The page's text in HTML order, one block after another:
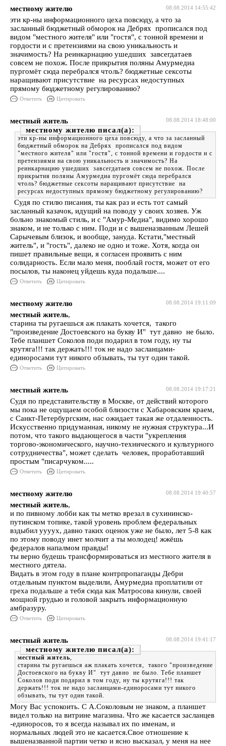
08.08.2014 14:55:42
местному жителю
эти кр-ны информационного цеха повсюду, а что за
засланный бюджетный обморок на Дебрях прописался под
видом "местного жителя" или "гостя", с тонной времени и
гордости и с претензиями на свою уникальность и
значимость? На реинкарнацию ушедших завсегдатаев
совсем не похож. После прикрытия поляны Амурмедиа
пургомёт сюда перебрался чтоль? бюджетные сексоты
наращивают присутствие на ресурсах недоступных
прямому бюджетному регулированию?
Ответить Цитировать
08.08.2014 18:48:00
местный житель
местному жителю
эти кр-ны информационного цеха повсюду, а что за засланный
бюджетный обморок на Дебрях прописался под видом
"местного жителя" или "гостя", с тонной времени и гордости и с
претензиями на свою уникальность и значимость? На
реинкарнацию ушедших завсегдатаев совсем не похож. После
прикрытия поляны Амурмедиа пургомёт сюда перебрался
чтоль? бюджетные сексоты наращивают присутствие на
ресурсах недоступных прямому бюджетному регулированию?
Судя по стилю писания, ты как раз и есть тот самый
засланный казачок, идущий на поводу у своих хозяев. Уж
больно знакомый стиль, и с "Амур-Медиа", видимо хорошо
знаком, и не только с ним. Поди и с вышеназванным Лешей
Сарычевым близок, и вообще, зануда. Кстати,"местный
житель", и "гость", далеко не одно и тоже. Хотя, когда он
пишет правильные вещи, я согласен проявить с ним
солидарность. Если мало меня, пооблай гостя, может от его
посылов, ты наконец уйдешь куда подальше....
Ответить Цитировать
08.08.2014 19:11:09
местному жителю
местный житель,
старина ты ругаешься аж плакать хочется, такого
"произведение Достоевского на букву И" тут давно не было.
Тебе планшет Соколов поди подарил в том году, ну ты
крутяга!!! так держать!!! ток не надо засланцами-
единоросами тут никого обзывать, ты тут один такой.
Ответить Цитировать
08.08.2014 19:17:21
местный житель
Судя по представительству в Москве, от действий которого
мы пока не ощущаем особой близости с Хабаровским краем,
с Санкт-Петербургским, нас ожидает такая же отдаленность.
Искусственно придуманная, никому не нужная структура...И
потом, что такого выдающегося в части "укрепления
торгово-экономического, научно-технического и культурного
сотрудничества", может сделать человек, проработавший
простым "писарчуком.....
Ответить Цитировать
08.08.2014 19:40:57
местному жителю
местный житель,
и по пивному лобби как ты метко врезал в сухининско-
путинском топике, такой уровень проблем федеральных
вздыбил уууух, давно таких оценок уже не было, лет 5-8 как
по этому поводу инет молчит а ты молодец! жжёшь
федералов напалмом правды!
ты верно будешь трансформироваться из местного жителя в
местного дятела.
Видать в этом году в плане контрпропаганды Дебри
отдельным пунктом выделили, Амурмедиа проплатили от
греха подальше а тебя сюда как Матросова кинули, своей
мощной грудью и головой закрыть информационную
амбразуру.
Ответить Цитировать
08.08.2014 19:41:17
местный житель
местному жителю
местный житель,
старина ты ругаешься аж плакать хочется, такого "произведение
Достоевского на букву И" тут давно не было. Тебе планшет
Соколов поди подарил в том году, ну ты крутяга!!! так
держать!!! ток не надо засланцами-единоросами тут никого
обзывать, ты тут один такой.
Могу Вас успокоить. С А.Соколовым не знаком, а планшет
видел только на витрине магазина. Что же касается засланцев
-единоросов, то я всегда называл их по именам, и
нормальных людей это не касается.Свое отношение к
вышеназванной партии четко и ясно высказал, у меня на нее